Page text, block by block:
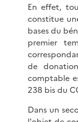
En effet,
constitue
bases du
premier
de
comptable
238 bis du
Dans un